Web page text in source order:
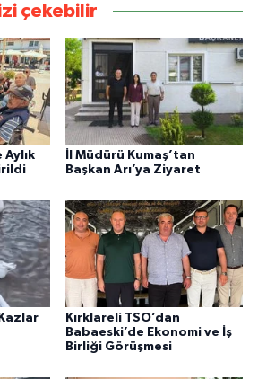
çekebilir
Aylık
İl Müdürü Kumaş’tan
Başkan Arı’ya Ziyaret
Kırklareli TSO’dan
Babaeski’de Ekonomi ve İş
Birliği Görüşmesi